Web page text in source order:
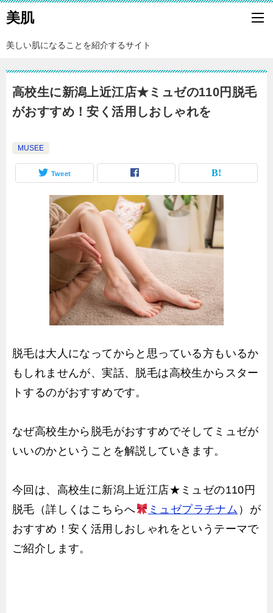
美肌
美しい肌になることを紹介するサイト
高校生に新潟上近江店★ミュゼの110円脱毛
がおすすめ！安く活用しおしゃれを
MUSEE
Tweet
脱毛は大人になってからと思っている方もいるか
もしれませんが、実話、脱毛は高校生からスター
トするのがおすすめです。
なぜ高校生から脱毛がおすすめでそしてミュゼが
いいのかということを解説していきます。
今回は、高校生に新潟上近江店★ミュゼの110円
脱毛（詳しくはこちらへ
ミュゼプラチナム ）が
おすすめ！安く活用しおしゃれをというテーマで
ご紹介します。